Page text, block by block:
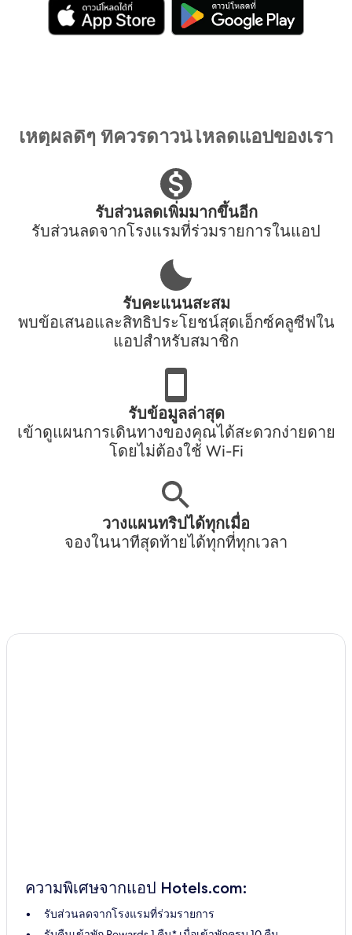
เหตุผลดีๆ ที่ควรดาวน์โหลดแอปของเรา
รับส่วนลดเพิ่มมากขึ้นอีก
รับส่วนลดจากโรงแรมที่ร่วมรายการในแอป
รับคะแนนสะสม
พบข้อเสนอและสิทธิประโยชน์สุดเอ็กซ์คลูซีฟใน
แอปสำหรับสมาชิก
รับข้อมูลล่าสุด
เข้าดูแผนการเดินทางของคุณได้สะดวกง่ายดาย
โดยไม่ต้องใช้ Wi-Fi
วางแผนทริปได้ทุกเมื่อ
จองในนาทีสุดท้ายได้ทุกที่ทุกเวลา
ความพิเศษจากแอป Hotels.com:
รับส่วนลดจากโรงแรมที่ร่วมรายการ